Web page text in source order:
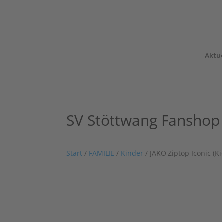
SV Stöttwang Fanshop
Start / FAMILIE / Kinder / JAKO Ziptop Iconic